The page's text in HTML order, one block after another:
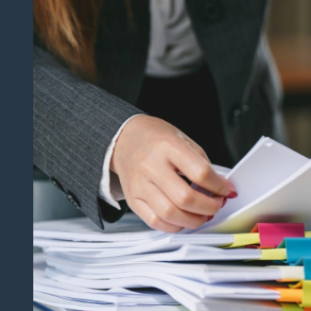
Hộ
Khẩu
Dịch Thuật
Đa Ngôn
Ngữ
Dịch
Thuật
Tiếng
Anh
Dịch
Thuật
Tiếng
Trung
Quốc
Dịch